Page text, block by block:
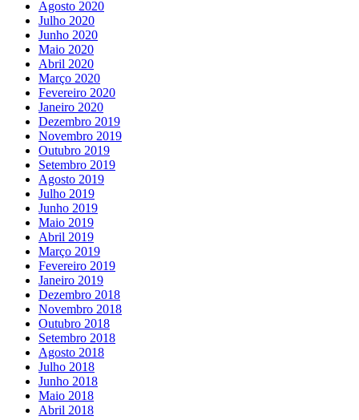
Agosto 2020
Julho 2020
Junho 2020
Maio 2020
Abril 2020
Março 2020
Fevereiro 2020
Janeiro 2020
Dezembro 2019
Novembro 2019
Outubro 2019
Setembro 2019
Agosto 2019
Julho 2019
Junho 2019
Maio 2019
Abril 2019
Março 2019
Fevereiro 2019
Janeiro 2019
Dezembro 2018
Novembro 2018
Outubro 2018
Setembro 2018
Agosto 2018
Julho 2018
Junho 2018
Maio 2018
Abril 2018